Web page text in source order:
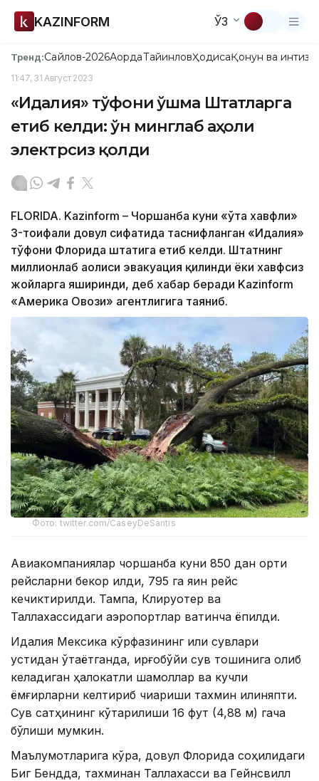
KAZINFORM ЎЗ
Тренд:Сайлов-2026АқордаТайинловҲодисаҚонун ва
11:47, 31 Август 2023
«Идалия» тўфони Қўшма Штатларга
етиб келди: ўн минглаб аҳоли
электрсиз қолди
FLORIDA. Kazinform – Чоршанба куни «ўта хавфли»
3-тоифали довул сифатида таснифланган «Идалия»
тўфони Флорида штатига етиб келди. Штатнинг
миллионлаб аҳолиси эвакуация қилинди ёки хавфсиз
жойларга яширинди, деб хабар беради Kazinform
«Америка Овози» агентлигига таяниб.
Фото: twitter.com/CaseyDeSantis
Авиакомпаниялар чоршанба куни 850 дан ортиқ
рейсларни бекор қилди, 795 га яқин рейс
кечиктирилди. Тампа, Клируотер ва
Таллахассидаги аэропортлар вақтинча ёпилди.
Идалия Мексика кўрфазининг илиқ сувлари
устидан ўтаётганда, қирғоқбўйи сув тошқинига олиб
келадиган ҳалокатли шамоллар ва кучли
ёмғирларни келтириб чиқариши тахмин қилиняпти.
Сув сатҳининг кўтарилиши 16 фут (4,88 м) гача
бўлиши мумкин.
Маълумотларига кўра, довул Флорида соҳилидаги
Биг Бендда, тахминан Таллахасси ва Гейнсвилл